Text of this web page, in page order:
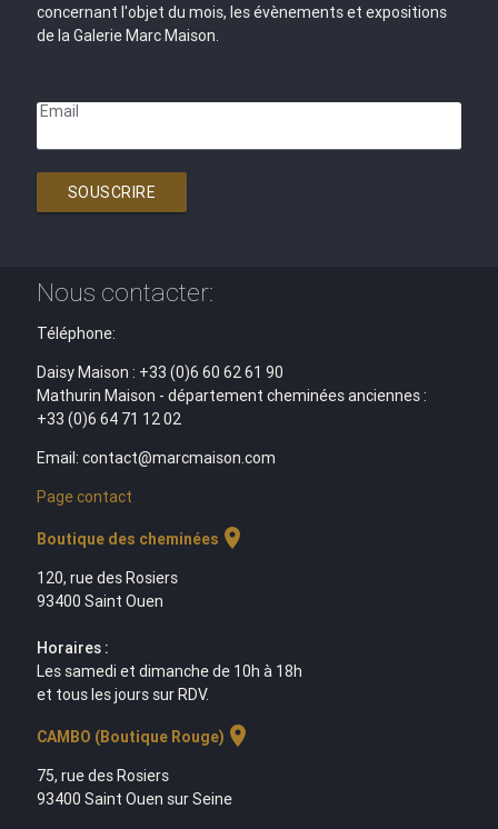
concernant l'objet du mois, les évènements et expositions
de la Galerie Marc Maison.
Email
SOUSCRIRE
Nous contacter:
Téléphone:
Daisy Maison : +33 (0)6 60 62 61 90
Mathurin Maison - département cheminées anciennes :
+33 (0)6 64 71 12 02
Email: contact@marcmaison.com
Page contact
Boutique des cheminées location_on
120, rue des Rosiers
93400 Saint Ouen
Horaires :
Les samedi et dimanche de 10h à 18h
et tous les jours sur RDV.
CAMBO (Boutique Rouge) location_on
75, rue des Rosiers
93400 Saint Ouen sur Seine